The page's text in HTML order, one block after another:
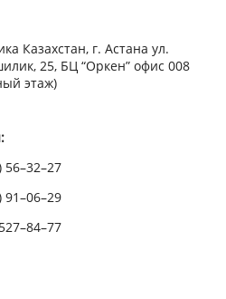
Казахстан, г. Астана ул.
25, БЦ “Оркен” офис 008
этаж)
56–32–27
91–06–29